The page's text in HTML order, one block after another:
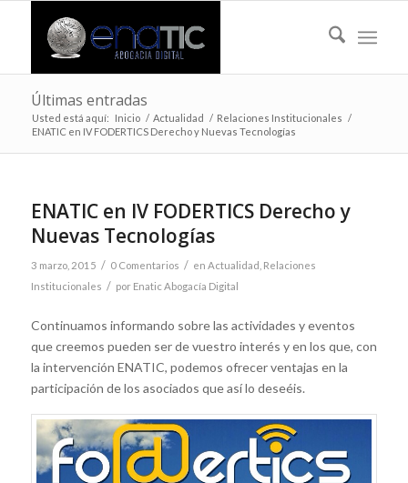
Últimas entradas
Usted está aquí: Inicio / Actualidad / Relaciones Institucionales /
ENATIC en IV FODERTICS Derecho y Nuevas Tecnologías
ENATIC en IV FODERTICS Derecho y
Nuevas Tecnologías
3 marzo, 2015 / 0 Comentarios / en Actualidad Relaciones
Institucionales / por Enatic Abogacía Digital
Continuamos informando sobre las actividades y eventos
que creemos pueden ser de vuestro interés y en los que, con
la intervención ENATIC, podemos ofrecer ventajas en la
participación de los asociados que así lo deseéis.